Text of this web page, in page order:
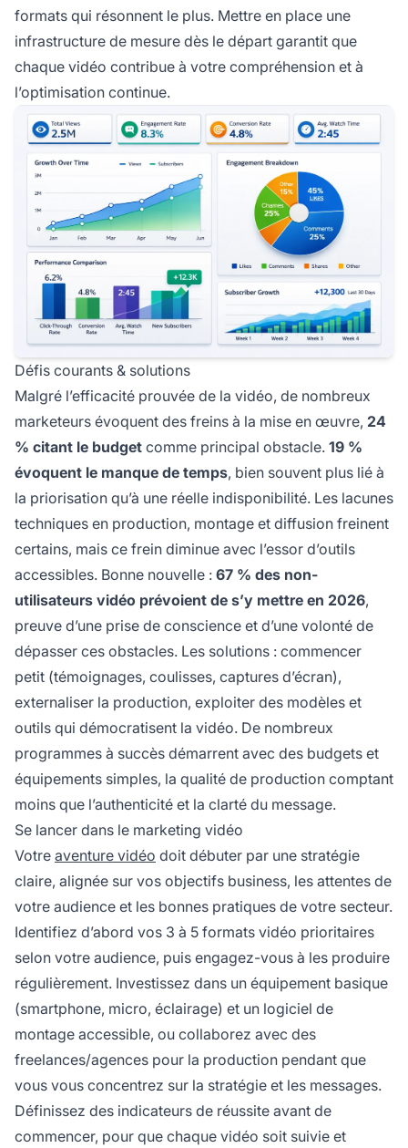
formats qui résonnent le plus. Mettre en place une
infrastructure de mesure dès le départ garantit que
chaque vidéo contribue à votre compréhension et à
l’optimisation continue.
Défis courants & solutions
Malgré l’efficacité prouvée de la vidéo, de nombreux
marketeurs évoquent des freins à la mise en œuvre, 24
% citant le budget comme principal obstacle. 19 %
évoquent le manque de temps, bien souvent plus lié à
la priorisation qu’à une réelle indisponibilité. Les lacunes
techniques en production, montage et diffusion freinent
certains, mais ce frein diminue avec l’essor d’outils
accessibles. Bonne nouvelle : 67 % des non-
utilisateurs vidéo prévoient de s’y mettre en 2026,
preuve d’une prise de conscience et d’une volonté de
dépasser ces obstacles. Les solutions : commencer
petit (témoignages, coulisses, captures d’écran),
externaliser la production, exploiter des modèles et
outils qui démocratisent la vidéo. De nombreux
programmes à succès démarrent avec des budgets et
équipements simples, la qualité de production comptant
moins que l’authenticité et la clarté du message.
Se lancer dans le marketing vidéo
Votre aventure vidéo doit débuter par une stratégie
claire, alignée sur vos objectifs business, les attentes de
votre audience et les bonnes pratiques de votre secteur.
Identifiez d’abord vos 3 à 5 formats vidéo prioritaires
selon votre audience, puis engagez-vous à les produire
régulièrement. Investissez dans un équipement basique
(smartphone, micro, éclairage) et un logiciel de
montage accessible, ou collaborez avec des
freelances/agences pour la production pendant que
vous vous concentrez sur la stratégie et les messages.
Définissez des indicateurs de réussite avant de
commencer, pour que chaque vidéo soit suivie et